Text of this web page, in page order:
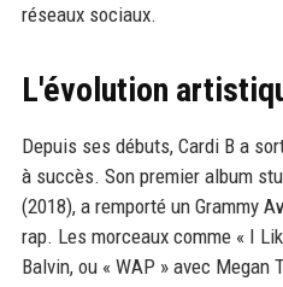
réseaux sociaux.
L'évolution
Depuis ses débuts, Cardi B a
à succès. Son premier album
(2018), a remporté un Grammy
rap. Les morceaux comme « I
Balvin, ou « WAP » avec Megan